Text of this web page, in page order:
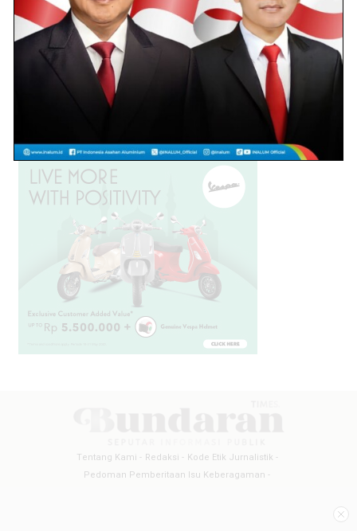
1.1k views
Oky Iqbal Diganti, Prabowo
Tunjuk Syafrizal Pimpin
Gerindra Batu Bara
Tentang Kami Redaksi
Kode Etik Jurnalistik
Pedoman Pemberitaan Isu Keberagaman